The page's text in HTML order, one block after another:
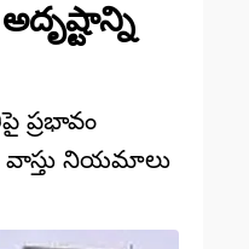
ప్రభావం
వాస్తు నియమాలు